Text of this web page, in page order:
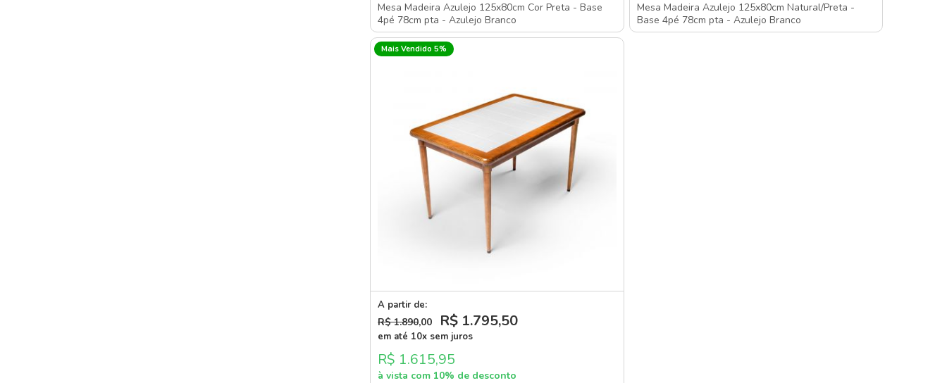
Mesa Madeira Azulejo 125x80cm Cor Preta - Base
4pé 78cm pta - Azulejo Branco
Mesa Madeira Azulejo 125x80cm Natural/Preta -
Base 4pé 78cm pta - Azulejo Branco
Mais Vendido 5%
A partir de:
R$ 1.890,00 R$ 1.795,50
em até 10x sem juros
R$ 1.615,95
à vista com 10% de desconto